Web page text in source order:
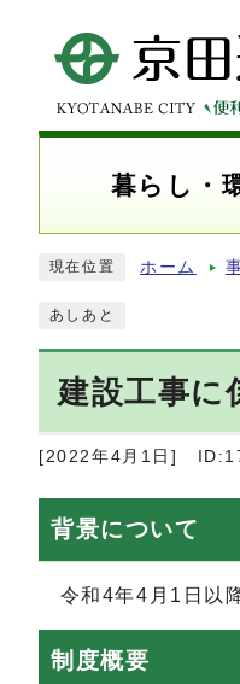
暮らし・
現在位置 ホーム
あしあと
建設工事に
[2022年4月1日]
背景について
令和4年4月1日以
制度概要